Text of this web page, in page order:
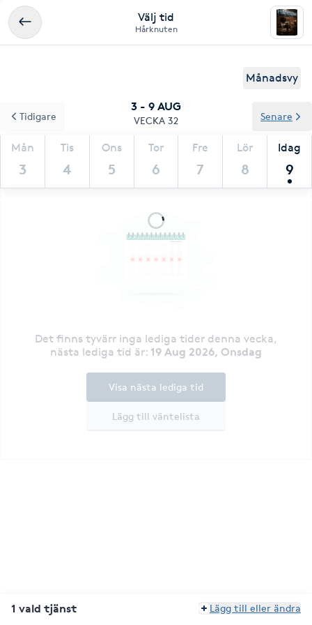
Välj tid
Hårknuten
Månadsvy
3 - 9 AUG
VECKA 32
Mån
3
Tis
4
Ons
5
Tor
6
Fre
7
Lör
8
Idag
9
Tidigare Senare
Det finns tyvärr inga lediga tider denna vecka,
nästa lediga tid är: 19 Aug 2026, Onsdag
Lägg till väntelista
Visa nästa lediga tid
1 vald tjänst Lägg till eller ändra